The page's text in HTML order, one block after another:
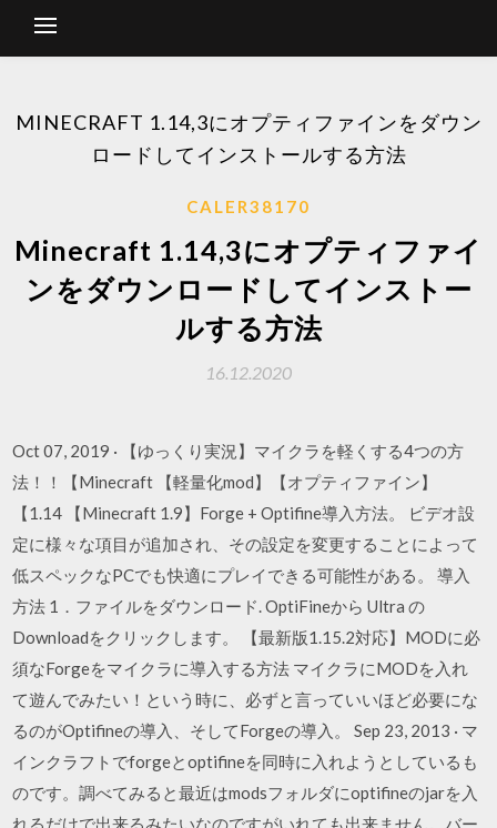
MINECRAFT 1.14,3にオプティファインをダウン
ロードしてインストールする方法
CALER38170
Minecraft 1.14,3にオプティファイ
ンをダウンロードしてインストー
ルする方法
16.12.2020
Oct 07, 2019 · 【ゆっくり実況】マイクラを軽くする4つの方
法！！【Minecraft 【軽量化mod】【オプティファイン】
【1.14 【Minecraft 1.9】Forge + Optifine導入方法。 ビデオ設
定に様々な項目が追加され、その設定を変更することによって
低スペックなPCでも快適にプレイできる可能性がある。 導入
方法 1．ファイルをダウンロード. OptiFineから Ultra の
Downloadをクリックします。 【最新版1.15.2対応】MODに必
須なForgeをマイクラに導入する方法 マイクラにMODを入れ
て遊んでみたい！という時に、必ずと言っていいほど必要にな
るのがOptifineの導入、そしてForgeの導入。 Sep 23, 2013 · マ
インクラフトでforgeとoptifineを同時に入れようとしているも
のです。調べてみると最近はmodsフォルダにoptifineのjarを入
れるだけで出来るみたいなのですがいれても出来ません。バー